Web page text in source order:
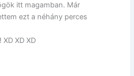
itt magamban. Már
ezt a néhány perces
XD XD